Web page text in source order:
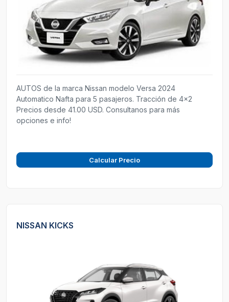
AUTOS de la marca Nissan modelo Versa 2024
Automatico Nafta para 5 pasajeros. Tracción de 4x2
Precios desde 41.00 USD. Consultanos para más
opciones e info!
Calcular Precio
NISSAN KICKS